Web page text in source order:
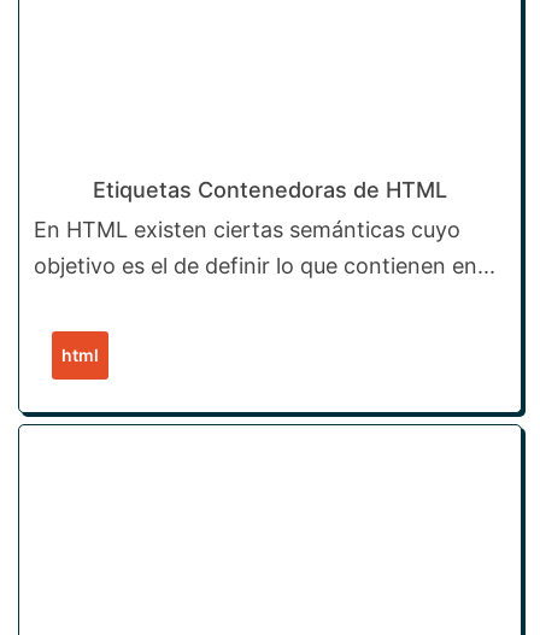
Etiquetas Contenedoras de HTML
En HTML existen ciertas semánticas cuyo
objetivo es el de definir lo que contienen en...
html